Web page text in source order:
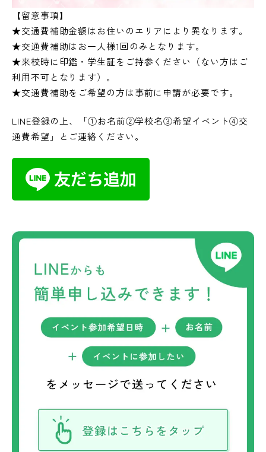
【留意事項】
★交通費補助金額はお住いのエリアにより異なります。
★交通費補助はお一人様1回のみとなります。
★来校時に印鑑・学生証をご持参ください（ない方はご
利用不可となります）。
★交通費補助をご希望の方は事前に申請が必要です。
LINE登録の上、「①お名前②学校名③希望イベント④交
通費希望」とご連絡ください。